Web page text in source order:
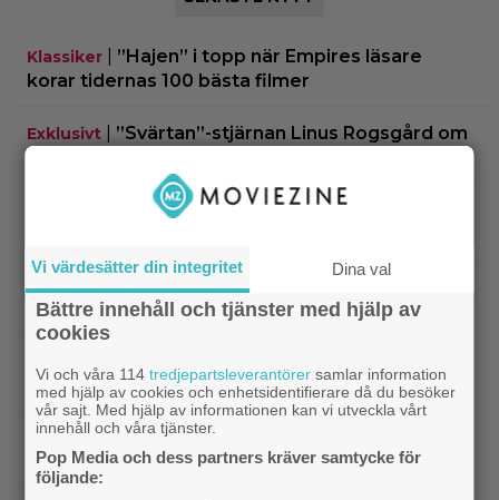
Klassiker
”Hajen” i topp när Empires läsare
korar tidernas 100 bästa filmer
Exklusivt
”Svärtan”-stjärnan Linus Rogsgård om
|Nu på Viaplay: ”Stiliserat våld och
Netflix|3 nya filmer på Netflix: Oscarsvinnaren
från 2025 klättrar på topplistan
Bioaktuellt | Efter 25 Beckfilmer – Anna Asp
hoppas nya filmen blir en snackis
IKEA hyllas världen över – efter briljant blinkning
till Alexander Skarsgård
Vi värdesätter din integritet Dina val
Bättre innehåll och tjänster med hjälp av
cookies
Vi och våra 114tredjepartsleverantörer samlar information
med hjälp av cookies och enhetsidentifierare då du besöker
vår sajt. Med hjälp av informationen kan vi utveckla vårt
innehåll och våra tjänster.
Pop Media och dess partners kräver samtycke för
följande: